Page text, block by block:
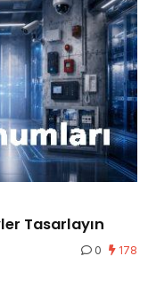
Tasarlayın
0 178